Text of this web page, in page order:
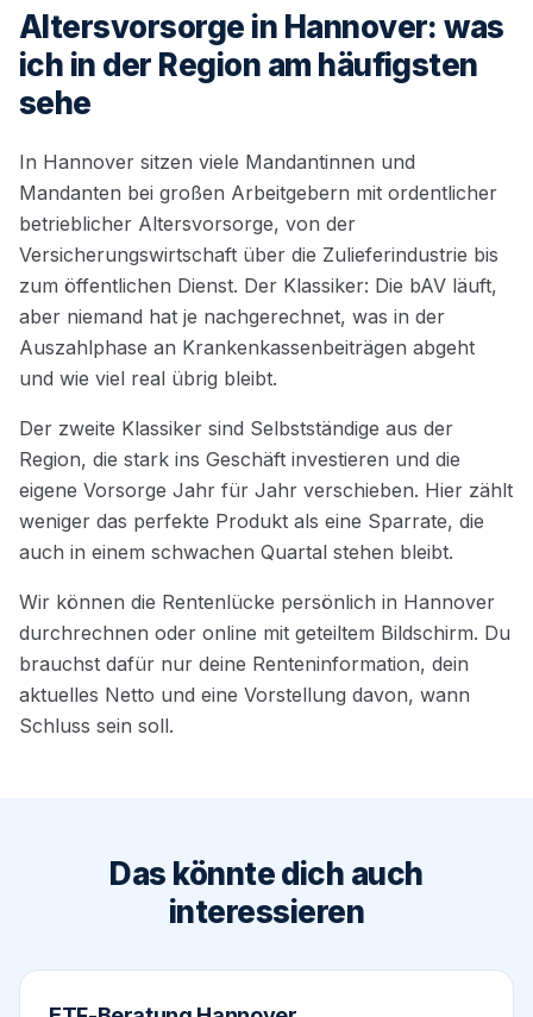
Altersvorsorge in Hannover: was
ich in der Region am häufigsten
sehe
In Hannover sitzen viele Mandantinnen und
Mandanten bei großen Arbeitgebern mit ordentlicher
betrieblicher Altersvorsorge, von der
Versicherungswirtschaft über die Zulieferindustrie bis
zum öffentlichen Dienst. Der Klassiker: Die bAV läuft,
aber niemand hat je nachgerechnet, was in der
Auszahlphase an Krankenkassenbeiträgen abgeht
und wie viel real übrig bleibt.
Der zweite Klassiker sind Selbstständige aus der
Region, die stark ins Geschäft investieren und die
eigene Vorsorge Jahr für Jahr verschieben. Hier zählt
weniger das perfekte Produkt als eine Sparrate, die
auch in einem schwachen Quartal stehen bleibt.
Wir können die Rentenlücke persönlich in Hannover
durchrechnen oder online mit geteiltem Bildschirm. Du
brauchst dafür nur deine Renteninformation, dein
aktuelles Netto und eine Vorstellung davon, wann
Schluss sein soll.
Das könnte dich auch
interessieren